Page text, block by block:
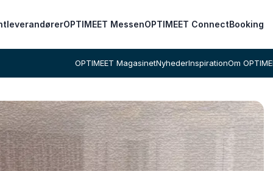
OPTIMEET MessenOPTIMEET ConnectBooking
OPTIMEET MagasinetNyhederInspirationOm